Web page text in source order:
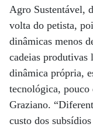
Agro Sustentável,
volta do petista,
dinâmicas menos
cadeias produtivas
dinâmica própria,
tecnológica, pouco
Graziano.
custo dos